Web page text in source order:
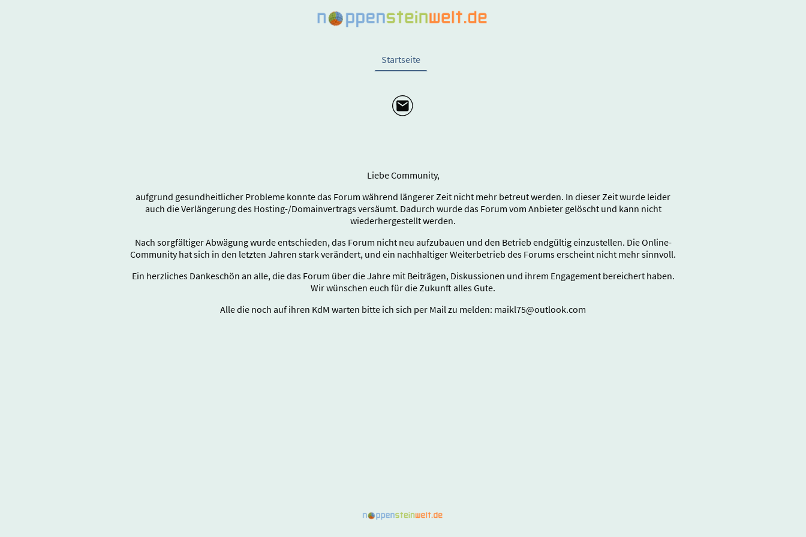
Startseite
Liebe Community,
aufgrund gesundheitlicher Probleme konnte das Forum während längerer Zeit nicht mehr betreut werden. In dieser Zeit wurde leider
auch die Verlängerung des Hosting-/Domainvertrags versäumt. Dadurch wurde das Forum vom Anbieter gelöscht und kann nicht
wiederhergestellt werden.
Nach sorgfältiger Abwägung wurde entschieden, das Forum nicht neu aufzubauen und den Betrieb endgültig einzustellen. Die Online-
Community hat sich in den letzten Jahren stark verändert, und ein nachhaltiger Weiterbetrieb des Forums erscheint nicht mehr sinnvoll.
Ein herzliches Dankeschön an alle, die das Forum über die Jahre mit Beiträgen, Diskussionen und ihrem Engagement bereichert haben.
Wir wünschen euch für die Zukunft alles Gute.
Alle die noch auf ihren KdM warten bitte ich sich per Mail zu melden: maikl75@outlook.com